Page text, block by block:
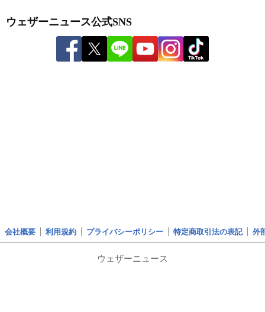
ウェザーニュース公式SNS
会社概要 利用規約 プライバシーポリシー 特定商取引法の表記 外
ウェザーニュース